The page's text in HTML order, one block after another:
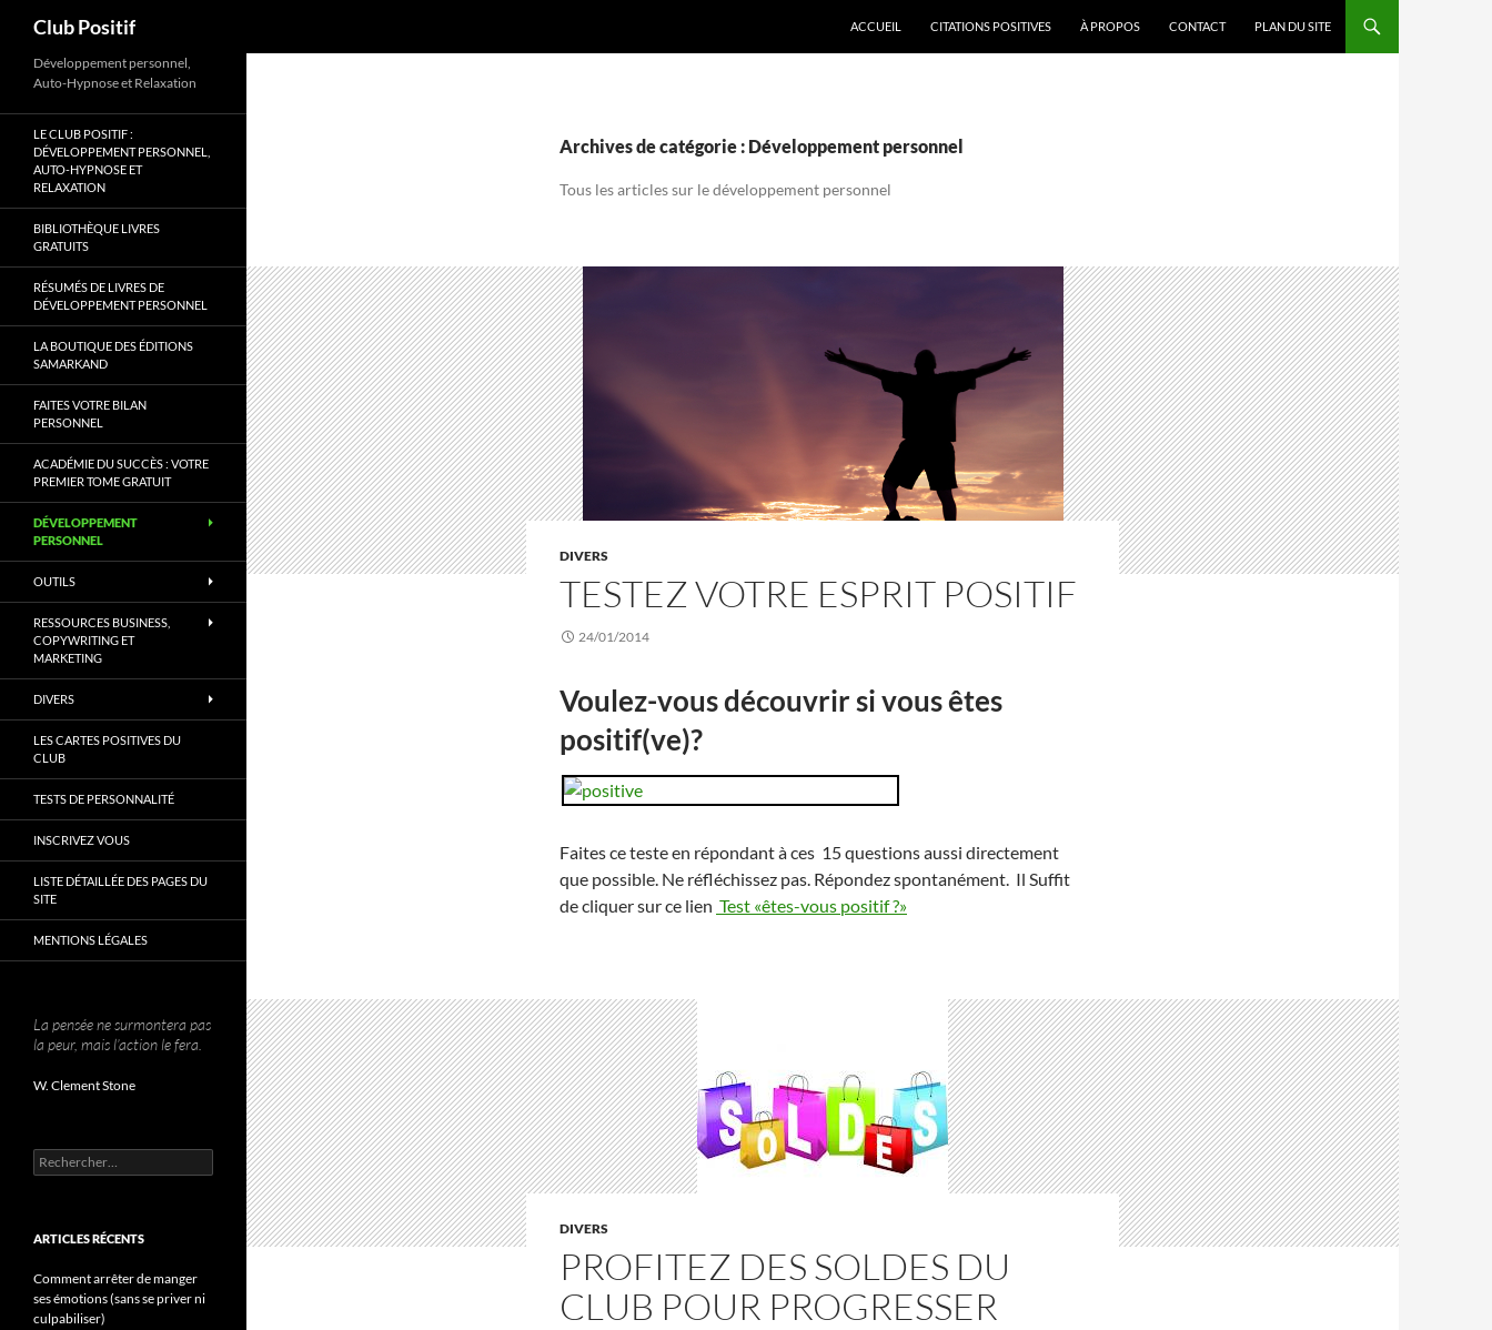
Aller
contenu
Club Positif ACCUEIL CITATIONS POSITIVES À PROPOS CONTACT PLAN DU SITE
Archives de catégorie : Développement personnel
Tous les articles sur le développement personnel
DIVERS
TESTEZ VOTRE ESPRIT POSITIF
24/01/2014
Voulez-vous découvrir si vous êtes
positif(ve)?
Faites ce teste en répondant à ces 15 questions aussi directement
que possible. Ne réfléchissez pas. Répondez spontanément. Il Suffit
de cliquer sur ce lien Test «êtes-vous positif ?»
DIVERS
PROFITEZ DES SOLDES DU
CLUB POUR PROGRESSER
Développement personnel,
Auto-Hypnose et Relaxation
LE CLUB POSITIF :
DÉVELOPPEMENT PERSONNEL,
AUTO-HYPNOSE ET
RELAXATION
BIBLIOTHÈQUE LIVRES
GRATUITS
RÉSUMÉS DE LIVRES DE
DÉVELOPPEMENT PERSONNEL
LA BOUTIQUE DES ÉDITIONS
SAMARKAND
FAITES VOTRE BILAN
PERSONNEL
ACADÉMIE DU SUCCÈS : VOTRE
PREMIER TOME GRATUIT
DÉVELOPPEMENT
PERSONNEL
OUTILS
RESSOURCES BUSINESS,
COPYWRITING ET
MARKETING
DIVERS
LES CARTES POSITIVES DU
CLUB
TESTS DE PERSONNALITÉ
INSCRIVEZ VOUS
LISTE DÉTAILLÉE DES PAGES DU
SITE
MENTIONS LÉGALES
La pensée ne surmontera pas
la peur, mais l’action le fera.
W. Clement Stone
Rechercher :
ARTICLES RÉCENTS
Comment arrêter de manger
ses émotions (sans se priver ni
culpabiliser)